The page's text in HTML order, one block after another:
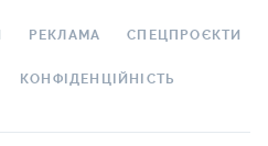
РЕКЛАМА СПЕЦПРОЄКТИ
КОНФІДЕНЦІЙНІСТЬ